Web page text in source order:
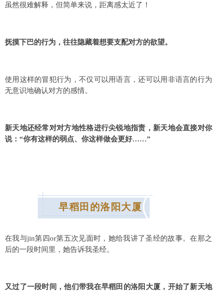
虽然很难解释，但简单来说，距离感太近了！
抚摸下巴的行为，往往隐藏着想要支配对方的欲望。
使用这样的冒犯行为，不仅可以用语言，还可以用非语言的行为
无意识地确认对方的感情。
新天地还经常对对方地性格进行尖锐地指责，新天地会直接对你
说：“你有这样的弱点、你这样做会更好……”
早稻田的洛阳大厦
在我与jin第四or第五次见面时，她给我讲了圣经的故事。在那之
后的一段时间里，她告诉我圣经。
又过了一段时间，他们带我在早稻田的洛阳大厦，开始了新天地